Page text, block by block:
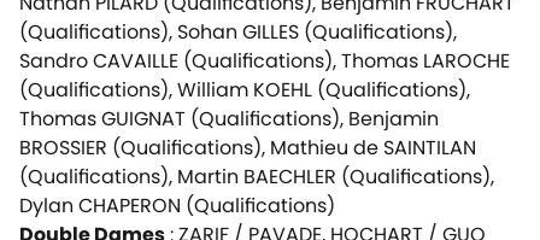
(Qualifications), Sohan GILLES (Qualifications),
Sandro CAVAILLE (Qualifications), Thomas LAROCHE
(Qualifications), William KOEHL (Qualifications),
Thomas GUIGNAT (Qualifications), Benjamin
BROSSIER (Qualifications), Mathieu de SAINTILAN
(Qualifications), Martin BAECHLER (Qualifications),
Dylan CHAPERON (Qualifications)
Double Dames: ZARIF / PAVADE, HOCHART / GUO